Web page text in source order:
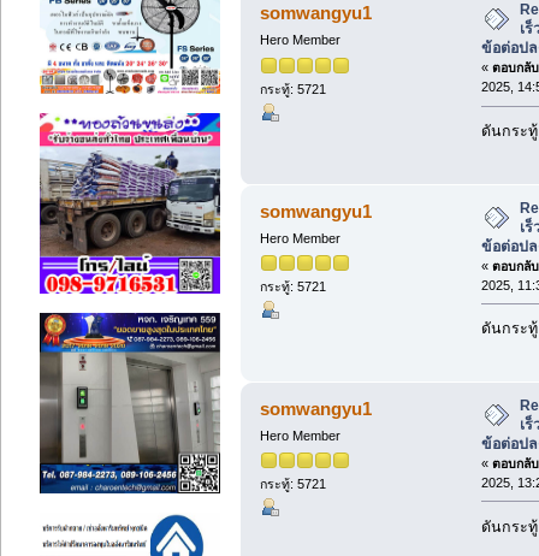
somwangyu1
Hero Member
กระทู้: 5721
เ
ข้อต่อปล
« ตอบกลั
2025,
ดันกระทู้
somwangyu1
Hero Member
กระทู้: 5721
เ
ข้อต่อปล
« ตอบกลั
2025,
ดันกระทู้
somwangyu1
Hero Member
กระทู้: 5721
เ
ข้อต่อปล
« ตอบกลั
2025,
ดันกระทู้